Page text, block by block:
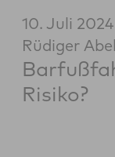
10. Juli 2024
Rüdiger
Risiko?